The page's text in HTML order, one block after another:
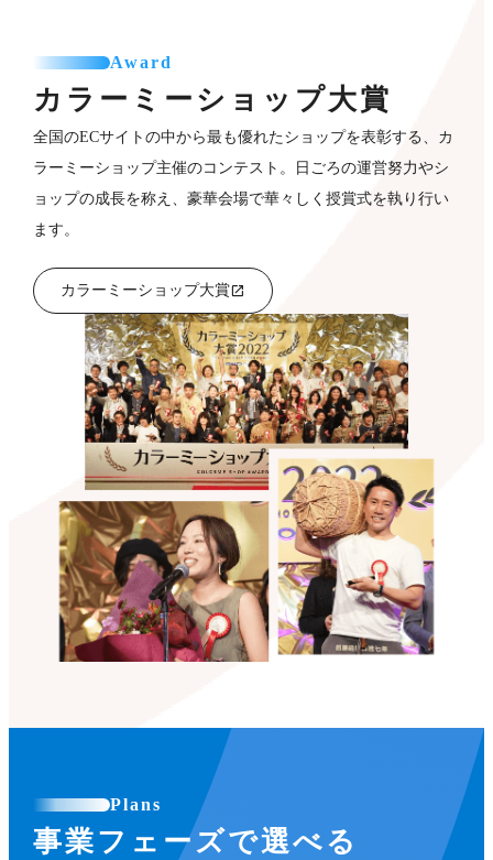
Award
カラーミーショップ大賞
全国のECサイトの中から最も優れたショップを表彰する、カ
ラーミーショップ主催のコンテスト。日ごろの運営努力やシ
ョップの成長を称え、豪華会場で華々しく授賞式を執り行い
ます。
カラーミーショップ大賞
Plans
事業フェーズで選べる